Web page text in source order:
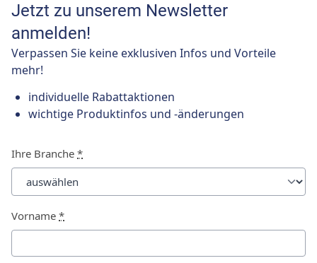
Jetzt zu unserem Newsletter
anmelden!
Verpassen Sie keine exklusiven Infos und Vorteile
mehr!
individuelle Rabattaktionen
wichtige Produktinfos und -änderungen
Ihre Branche *
Vorname *